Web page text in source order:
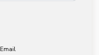
Email